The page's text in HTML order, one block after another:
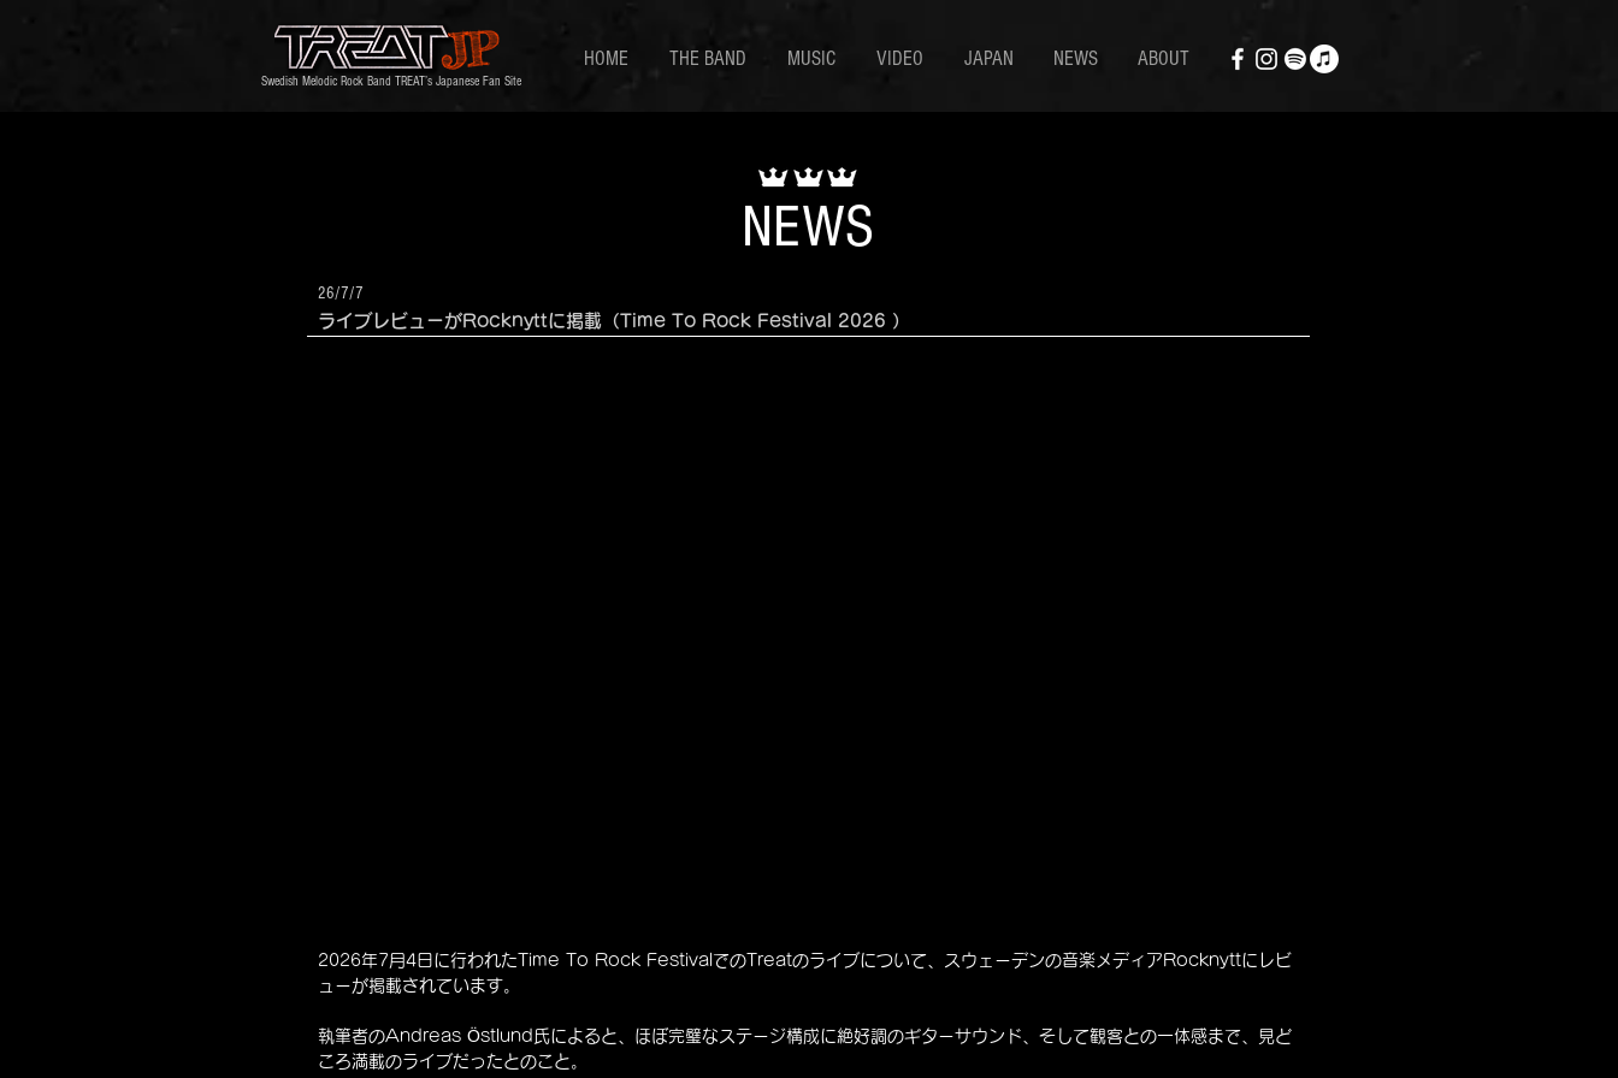
Swedish Melodic Rock Band TREAT’s Japanese Fan Site
HOME THE BAND MUSIC VIDEO JAPAN NEWS ABOUT
NEWS
26/7/7
ライブレビューがRocknyttに掲載（Time To Rock Festival 2026 ）
2026年7月4日に行われたTime To Rock FestivalでのTreatのライブについて、スウェーデンの音楽メディアRocknyttにレビ
ューが掲載されています。
執筆者のAndreas Östlund氏によると、ほぼ完璧なステージ構成に絶好調のギターサウンド、そして観客との一体感まで、見ど
ころ満載のライブだったとのこと。